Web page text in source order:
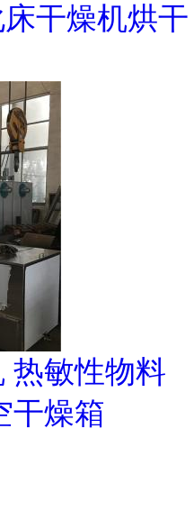
干燥机烘干
热敏性物料
干燥箱